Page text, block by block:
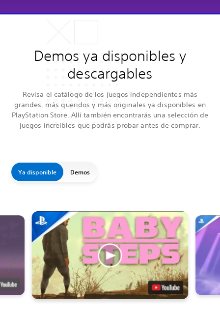
Demos ya disponibles y
descargables
Revisa el catálogo de los juegos independientes más
grandes, más queridos y más originales ya disponibles en
PlayStation Store. Allí también encontrarás una selección de
juegos increíbles que podrás probar antes de comprar.
Ya disponible Demos